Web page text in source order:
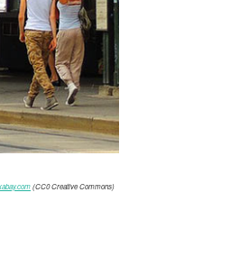
(CC0 Creative Commons)